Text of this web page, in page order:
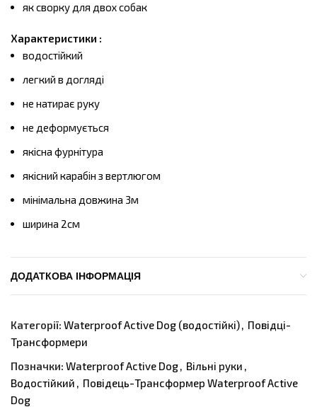
як сворку для двох собак
Характеристики :
водостійкий
легкий в догляді
не натирає руку
не деформується
якісна фурнітура
якісний карабін з вертлюгом
мінімальна довжина 3м
ширина 2см
ДОДАТКОВА ІНФОРМАЦІЯ
Категорії: Waterproof Active Dog (водостійкі), Повідці-
Трансформери
Позначки: Waterproof Active Dog, Вільні руки ,
Водостійкий , Повідець-Трансформер Waterproof Active
Dog